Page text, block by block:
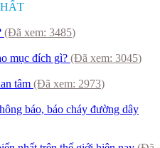
(Đã xem: 3485)
mục đích gì? (Đã xem: 3045)
tâm (Đã xem: 2973)
báo, báo cháy đường dây